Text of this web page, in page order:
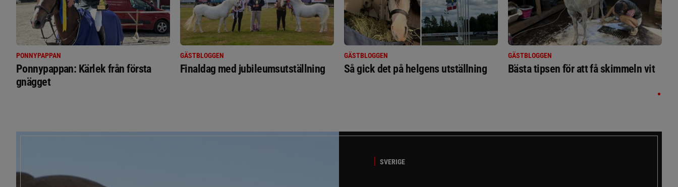
PONNYPAPPAN
Ponnypappan: Kärlek från första
gnägget
GÄSTBLOGGEN
Finaldag med jubileumsutställning
GÄSTBLOGGEN
Så gick det på helgens utställning
GÄSTBLOGGEN
Bästa tipsen för att få skimmeln vit
SVERIGE